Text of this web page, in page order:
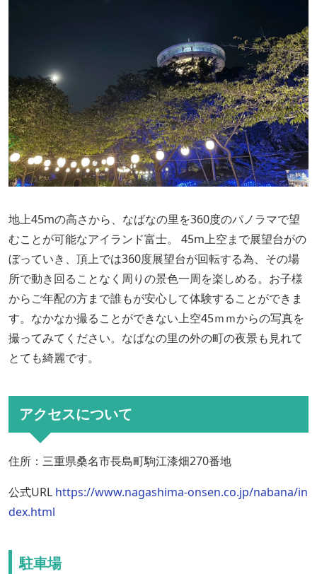
地上45mの高さから、なばなの里を360度のパノラマで望
むことが可能なアイランド富士。 45m上空まで展望台がの
ぼっていき、頂上では360度展望台が回転する為、その場
所で動き回ることなく周りの景色一周を楽しめる。お子様
からご年配の方まで誰もが安心して体験することができま
す。なかなか撮ることができない上空45ｍｍからの写真を
撮ってみてください。なばなの里の外の町の夜景も見れて
とても綺麗です。
アクセスについて
住所：三重県桑名市長島町駒江漆畑270番地
公式URL https://www.nagashima-onsen.co.jp/nabana/in
dex.html
駐車場